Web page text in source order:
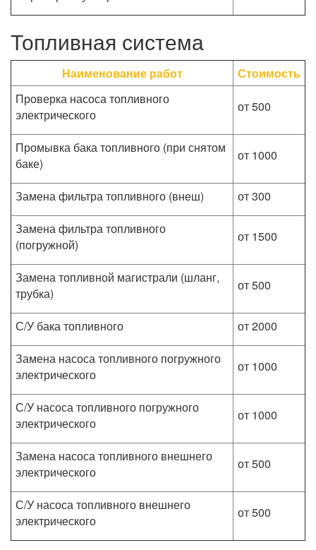
Топливная система
Наименование работ
Стоимость
Проверка насоса топливного
электрического
от 500
Промывка бака топливного (при снятом
баке)
от 1000
Замена фильтра топливного (внеш)
от 300
Замена фильтра топливного
(погружной)
от 1500
Замена топливной магистрали (шланг,
трубка)
от 500
С/У бака топливного
от 2000
Замена насоса топливного погружного
электрического
от 1000
С/У насоса топливного погружного
электрического
от 1000
Замена насоса топливного внешнего
электрического
от 500
С/У насоса топливного внешнего
электрического
от 500